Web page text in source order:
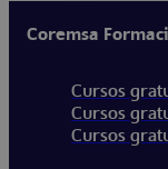
Coremsa
Cursos
Cursos
Cursos